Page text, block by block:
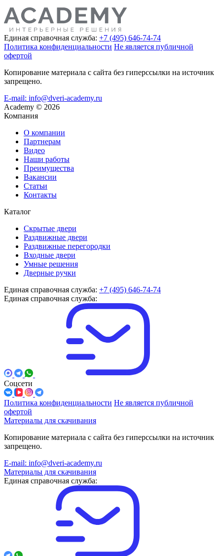
Единая справочная служба: +7 (495) 646-74-74
Политика конфиденциальности Не является публичной
офертой
Копирование материала с сайта без гиперссылки на источник
запрещено.
E-mail: info@dveri-academy.ru
Academy © 2026
Компания
О компании
Партнерам
Видео
Наши работы
Преимущества
Вакансии
Статьи
Контакты
Каталог
Скрытые двери
Раздвижные двери
Раздвижные перегородки
Входные двери
Умные решения
Дверные ручки
Единая справочная служба: +7 (495) 646-74-74
Единая справочная служба:
Соцсети
Политика конфиденциальности Не является публичной
офертой
Материалы для скачивания
Копирование материала с сайта без гиперссылки на источник
запрещено.
E-mail: info@dveri-academy.ru
Материалы для скачивания
Единая справочная служба: